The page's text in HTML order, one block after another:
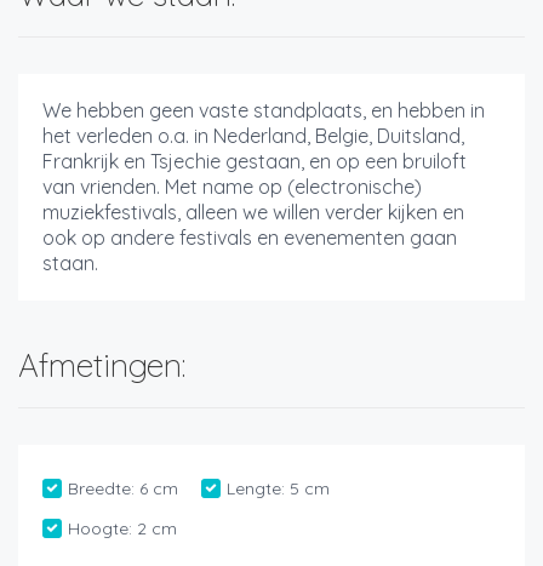
We hebben geen vaste standplaats, en hebben in
het verleden o.a. in Nederland, Belgie, Duitsland,
Frankrijk en Tsjechie gestaan, en op een bruiloft
van vrienden. Met name op (electronische)
muziekfestivals, alleen we willen verder kijken en
ook op andere festivals en evenementen gaan
staan.
Afmetingen:
Breedte: 6 cm Lengte: 5 cm
Hoogte: 2 cm